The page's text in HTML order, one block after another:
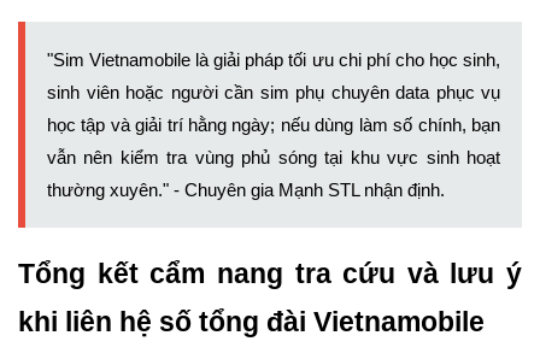
"Sim Vietnamobile là giải pháp tối ưu chi phí cho học sinh,
sinh viên hoặc người cần sim phụ chuyên data phục vụ
học tập và giải trí hằng ngày; nếu dùng làm số chính, bạn
vẫn nên kiểm tra vùng phủ sóng tại khu vực sinh hoạt
thường xuyên." - Chuyên gia Mạnh STL nhận định.
Tổng kết cẩm nang tra cứu và lưu ý
khi liên hệ số tổng đài Vietnamobile